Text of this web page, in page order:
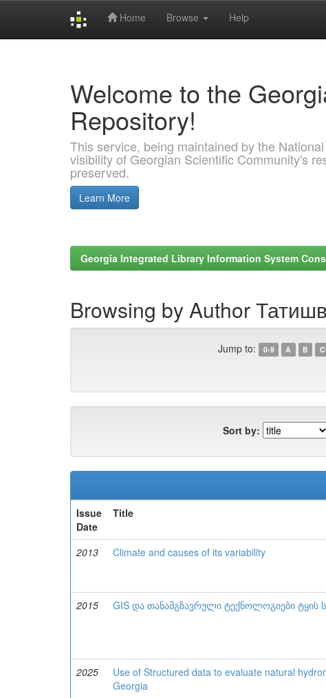
Home Browse Help
Welcome to the
Repository!
This service, being maintained by the
visibility of Georgian Scientific Community's
preserved.
Learn More
Georgia Integrated Library Information System
Browsing by Author
Jump to: 0-9 A B C
Sort by:
Issue
Date
Title
2013 Climate and causes of its variability
2015
GIS და თანამგზავრული ტექნოლოგიები ტყის
2025
Use of Structured data to evaluate natural
Georgia